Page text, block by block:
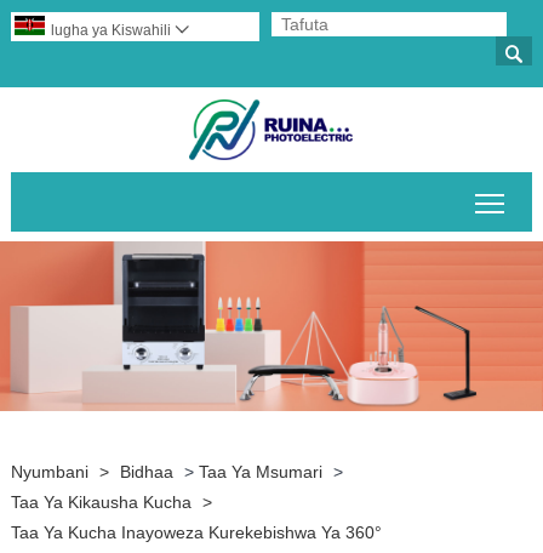

lugha ya Kiswahili 
Nyumbani > Bidhaa > Taa Ya Msumari >
Taa Ya Kikausha Kucha
>
Taa Ya Kucha Inayoweza Kurekebishwa Ya 360°